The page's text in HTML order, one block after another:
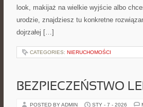
look, makijaż na wielkie wyjście albo
urodzie, znajdziesz tu konkretne
dojrzałej […]
CATEGORIES: NIERUCHOMOŚCI
BEZPIECZEŃSTWO
POSTED BY ADMIN STY - 7 - 2026